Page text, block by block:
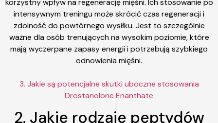
korzystny wpływ na regenerację mięśni. Ich stosowanie po
intensywnym treningu może skrócić czas regeneracji i
zdolność do powtórnego wysiłku. Jest to szczególnie
ważne dla osób trenujących na wysokim poziomie, które
mają wyczerpane zapasy energii i potrzebują szybkiego
odnowienia mięśni.
3. Jakie są potencjalne skutki uboczne stosowania
Drostanolone Enanthate
2. Jakie rodzaje peptydów